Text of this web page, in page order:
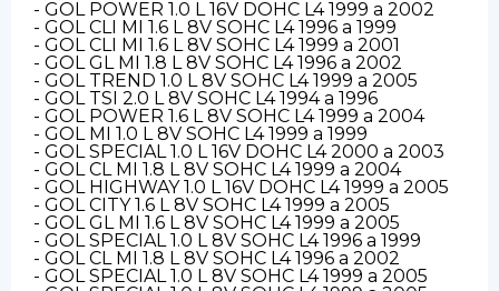
- GOL POWER 1.0 L 16V DOHC L4 1999 a 2002
- GOL CLI MI 1.6 L 8V SOHC L4 1996 a 1999
- GOL CLI MI 1.6 L 8V SOHC L4 1999 a 2001
- GOL GL MI 1.8 L 8V SOHC L4 1996 a 2002
- GOL TREND 1.0 L 8V SOHC L4 1999 a 2005
- GOL TSI 2.0 L 8V SOHC L4 1994 a 1996
- GOL POWER 1.6 L 8V SOHC L4 1999 a 2004
- GOL MI 1.0 L 8V SOHC L4 1999 a 1999
- GOL SPECIAL 1.0 L 16V DOHC L4 2000 a 2003
- GOL CL MI 1.8 L 8V SOHC L4 1999 a 2004
- GOL HIGHWAY 1.0 L 16V DOHC L4 1999 a 2005
- GOL CITY 1.6 L 8V SOHC L4 1999 a 2005
- GOL GL MI 1.6 L 8V SOHC L4 1999 a 2005
- GOL SPECIAL 1.0 L 8V SOHC L4 1996 a 1999
- GOL CL MI 1.8 L 8V SOHC L4 1996 a 2002
- GOL SPECIAL 1.0 L 8V SOHC L4 1999 a 2005